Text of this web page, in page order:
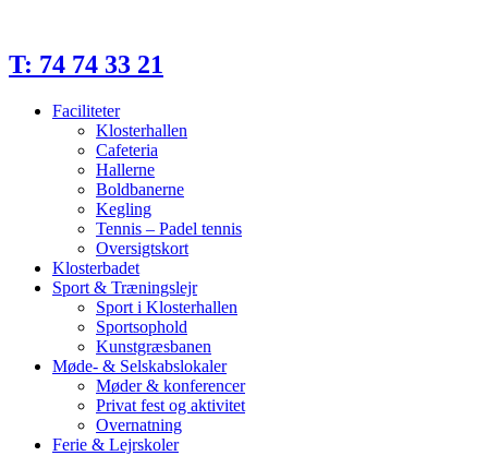
indhold
T: 74 74 33 21
Faciliteter
Klosterhallen
Cafeteria
Hallerne
Boldbanerne
Kegling
Tennis – Padel tennis
Oversigtskort
Klosterbadet
Sport & Træningslejr
Sport i Klosterhallen
Sportsophold
Kunstgræsbanen
Møde- & Selskabslokaler
Møder & konferencer
Privat fest og aktivitet
Overnatning
Ferie & Lejrskoler